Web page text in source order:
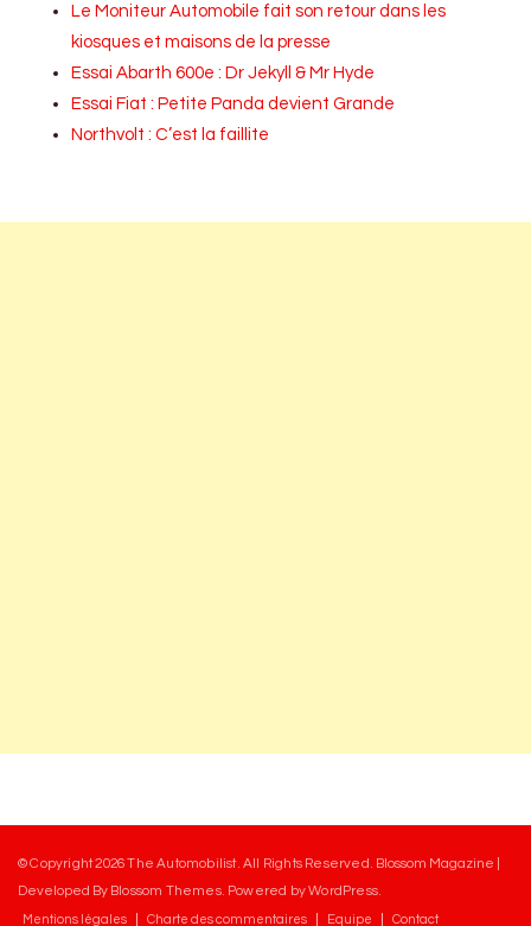
Le Moniteur Automobile fait son retour dans les
kiosques et maisons de la presse
Essai Abarth 600e : Dr Jekyll & Mr Hyde
Essai Fiat : Petite Panda devient Grande
Northvolt : C’est la faillite
© Copyright 2026The Automobilist. All Rights Reserved. Blossom Magazine |
Developed By Blossom Themes. Powered byWordPress
Mentions légales Charte des commentaires Equipe Contact